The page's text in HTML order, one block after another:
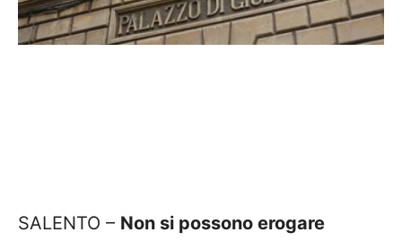
SALENTO – Non si possono erogare